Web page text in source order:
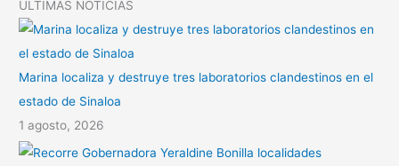
r
ULTIMAS NOTICIAS
Marina localiza y destruye tres laboratorios clandestinos en el
estado de Sinaloa
1 agosto, 2026